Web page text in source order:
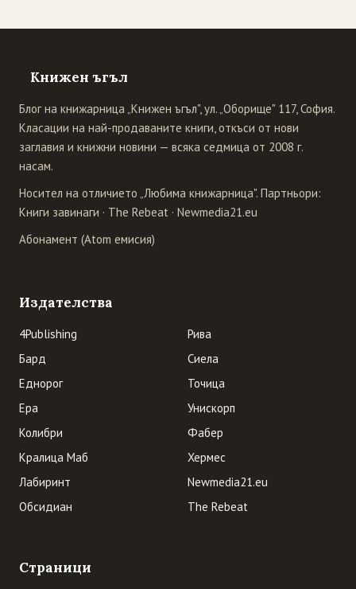
Книжен ъгъл
Блог на книжарница „Книжен ъгъл", ул. „Оборище" 117, София.
Класации на най-продаваните книги, откъси от нови
заглавия и книжни новини — всяка седмица от 2008 г.
насам.
Носител на отличието „Любима книжарница". Партньори:
Книги завинаги · The Rebeat · Newmedia21.eu
Абонамент (Atom емисия)
Издателства
4Publishing
Бард
Еднорог
Ера
Колибри
Кралица Маб
Лабиринт
Обсидиан
Рива
Сиела
Точица
Унискорп
Фабер
Хермес
Newmedia21.eu
The Rebeat
Страници